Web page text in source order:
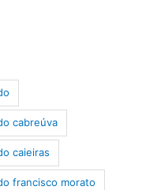
cabreúva
caieiras
francisco morato